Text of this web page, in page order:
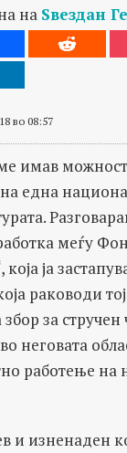
на Ѕвездан
во 08:57
имав
една
меѓу
ја
раководи
за
неговата
работење на
и изненаден